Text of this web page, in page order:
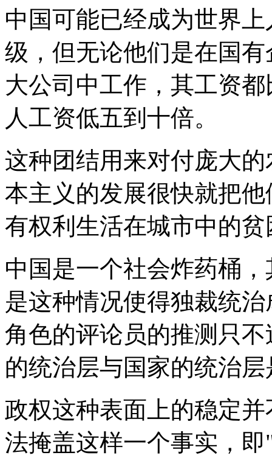
中国可能已经成为世界
级，但无论他们是在国
大公司中工作，其工资
人工资低五到十倍。
这种团结用来对付庞大
本主义的发展很快就把
有权利生活在城市中的
中国是一个社会炸药桶
是这种情况使得独裁统
角色的评论员的推测只
的统治层与国家的统治
政权这种表面上的稳定
法掩盖这样一个事实，